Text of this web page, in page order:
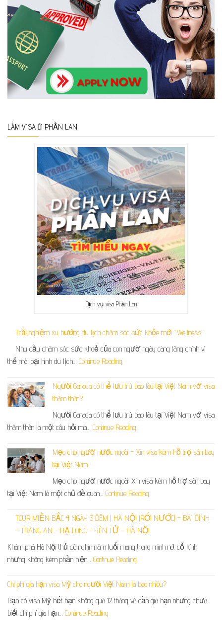
LÀM VISA ĐI PHẦN LAN
Dịch vụ visa Phần Lan
Trải nghiệm xu hướng du lịch chăm sóc sức khỏe mới “Wellness”
Nhu cầu chăm sóc sức khoẻ của con người ngày càng tăng chính vì
thế mà loại hình du lịch… Continue Reading
Người Canada có thể lưu trú bao lâu tại Việt Nam với visa
thăm thân?
Người Canada có thể lưu trú bao lâu tại Việt Nam với visa
thăm thân là một câu hỏi mà… Continue Reading
Mẹo cho người nước ngoài – Xin visa kèm hỗ trợ sân bay
tại Việt Nam
Mẹo cho người nước ngoài: Xin visa kèm hỗ trợ sân bay
tại Việt Nam là một chủ đề quan… Continue Reading
TOUR MIỀN BẮC 4 NGÀY 3 ĐÊM | HÀ NỘI (RỐI NƯỚC) – BÁI ĐÍNH
– TRÀNG AN – HẠ LONG – YÊN TỬ – HÀ NỘI
Khám phá Hà Nội thủ đô nghìn năm tuổi mang trong mình nét cổ kính
nhưng không kém phần hiện… Continue Reading
Chi phí gia hạn visa Mỹ cho người Việt Nam là bao nhiêu?
Bạn có visa Mỹ hết hạn không quá 12 tháng và cần gia hạn nhưng chưa
biết chi phí gia hạn… Continue Reading